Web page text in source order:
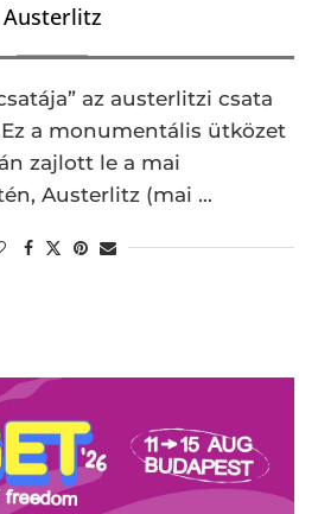
Austerlitz
az austerlitzi csata
a monumentális ütközet
zajlott le a mai
Austerlitz (mai …